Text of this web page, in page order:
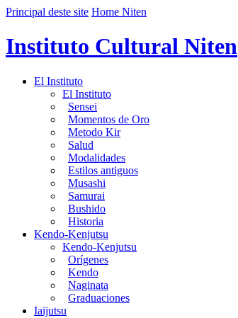
Principal deste site Home Niten
Instituto Cultural Niten
El Instituto
El Instituto
Sensei
Momentos de Oro
Metodo Kir
Salud
Modalidades
Estilos antiguos
Musashi
Samurai
Bushido
Historia
Kendo-Kenjutsu
Kendo-Kenjutsu
Orígenes
Kendo
Naginata
Graduaciones
Iaijutsu